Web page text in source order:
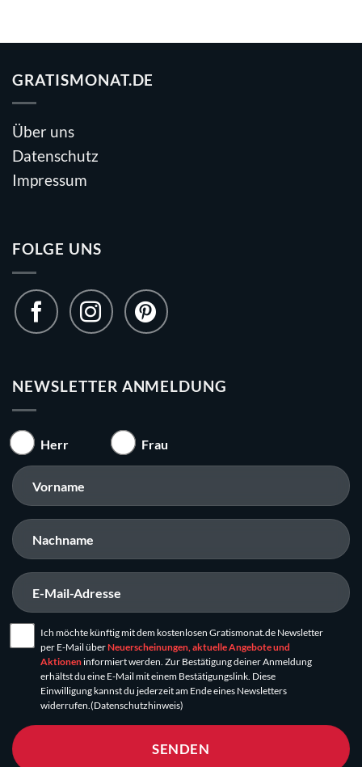
GRATISMONAT.DE
Über uns
Datenschutz
Impressum
FOLGE UNS
NEWSLETTER ANMELDUNG
Herr Frau
Ich möchte künftig mit dem kostenlosen Gratismonat.de Newsletter
per E-Mail überNeuerscheinungen, aktuelle Angebote und
Aktioneninformiert werden. Zur Bestätigung deiner Anmeldung
erhältst du eine E-Mail mit einem Bestätigungslink. Diese
Einwilligung kannst du jederzeit am Ende eines Newsletters
widerrufen.(Datenschutzhinweis)
SENDEN